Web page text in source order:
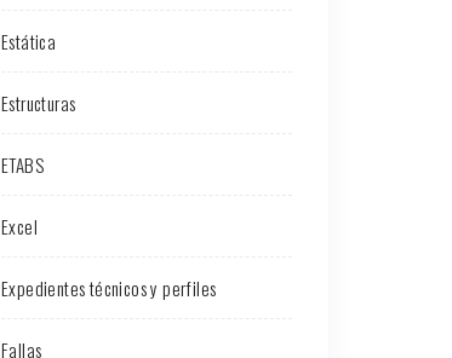
Estática
Estructuras
ETABS
Excel
Expedientes técnicos y perfiles
Fallas